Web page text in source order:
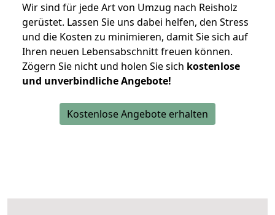
Wir sind für jede Art von Umzug nach Reisholz
gerüstet. Lassen Sie uns dabei helfen, den Stress
und die Kosten zu minimieren, damit Sie sich auf
Ihren neuen Lebensabschnitt freuen können.
Zögern Sie nicht und holen Sie sich kostenlose
und unverbindliche Angebote!
Kostenlose Angebote erhalten